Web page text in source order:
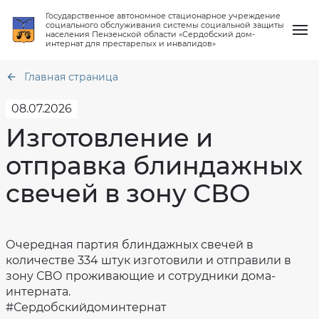
Государственное автономное стационарное учреждение
социального обслуживания системы социальной защиты
населения Пензенской области «Сердобский дом-
интернат для престарелых и инвалидов»
О нас
информация
Структура
ГАСУСОССЗН
ПО
престарелых
и
инвалидов"
Материально
техническое
обеспечение
Финансово-
Услуги
Тарифы
на
социальные
работы
ГАСУСОССЗН
ПО
"Сердобский-
интернат
для
престарелых
и
инвалидов"
Новости
Вопрос-ответ
Контакты
Главная страница
08.07.2026
Изготовление и
отправка блиндажных
свечей в зону СВО
Очередная партия блиндажных свечей в
количестве 334 штук изготовили и отправили в
зону СВО проживающие и сотрудники дома-
интерната.
#Сердобскийдоминтернат